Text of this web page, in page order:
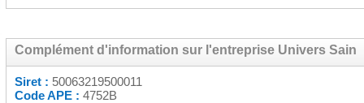
Complément d'information sur l'entreprise Univers Sain
Siret : 50063219500011
Code APE : 4752B